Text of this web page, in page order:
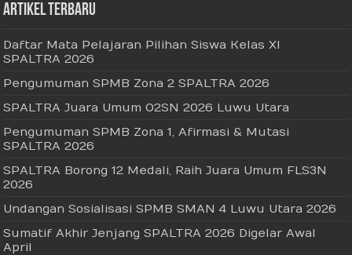
Artikel Terbaru
Daftar Mata Pelajaran Pilihan Siswa Kelas XI
SPALTRA 2026
Pengumuman SPMB Zona 2 SPALTRA 2026
SPALTRA Juara Umum O2SN 2026 Luwu Utara
Pengumuman SPMB Zona 1, Afirmasi & Mutasi
SPALTRA 2026
SPALTRA Borong 12 Medali, Raih Juara Umum FLS3N
2026
Undangan Sosialisasi SPMB SMAN 4 Luwu Utara 2026
Sumatif Akhir Jenjang SPALTRA 2026 Digelar Awal
April